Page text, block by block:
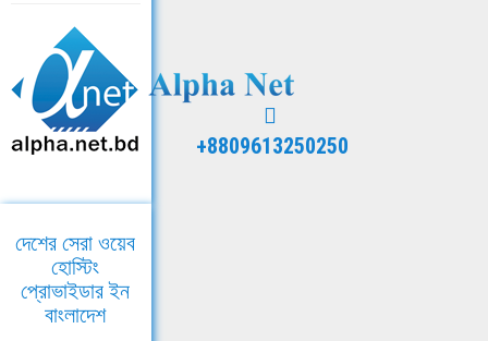
+8809613250250
দেশের সেরা ওয়েব
হোস্টিং
প্রোভাইডার ইন
বাংলাদেশ